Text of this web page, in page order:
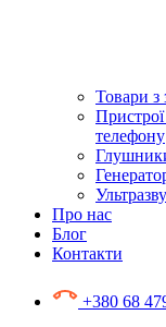
Товари з
телефону
Про нас
Блог
Контакти
+380 68